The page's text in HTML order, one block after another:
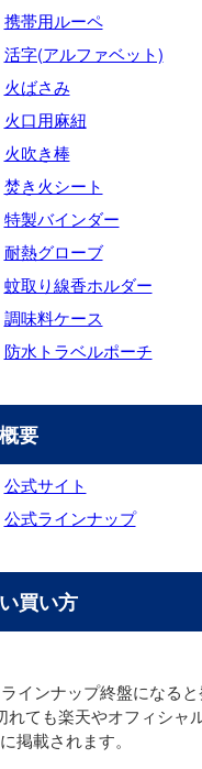
携帯用ルーペ
活字(アルファベット)
火ばさみ
火口用麻紐
火吹き棒
焚き火シート
特製バインダー
耐熱グローブ
蚊取り線香ホルダー
調味料ケース
防水トラベルポーチ
要
公式サイト
公式ラインナップ
買い方
インナップ終盤になる
ても楽天やオフィシャ
掲載されます。